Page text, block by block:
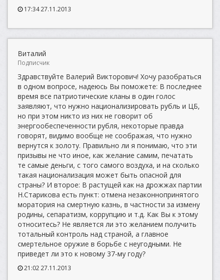
17:34 27.11.2013
Виталий
Подписчик
Здравствуйте Валерий Викторович! Хочу разобраться
в одном вопросе, надеюсь Вы поможете: В последнее
время все патриотические кланы в один голос
заявляют, что нужно национализировать рубль и ЦБ,
но при этом никто из них не говорит об
энергообеспеченности рубля, некоторые правда
говорят, видимо вообще не соображая, что нужно
вернутся к золоту. Правильно ли я понимаю, что эти
призывы не что иное, как желание самим, печатать
те самые деньги, с того самого воздуха, и на сколько
такая национализация может быть опасной для
страны? И второе: В растущей как на дрожжах партии
Н.Старикова есть пункт: отмена незаконнопринятого
моратория на смертную казнь, в частности за измену
родины, сепаратизм, коррупцию и т.д. Как Вы к этому
относитесь? Не является ли это желанием получить
тотальный контроль над страной, а главное
смертельное оружие в борьбе с неугодными. Не
приведет ли это к новому 37-му году?
21:02 27.11.2013